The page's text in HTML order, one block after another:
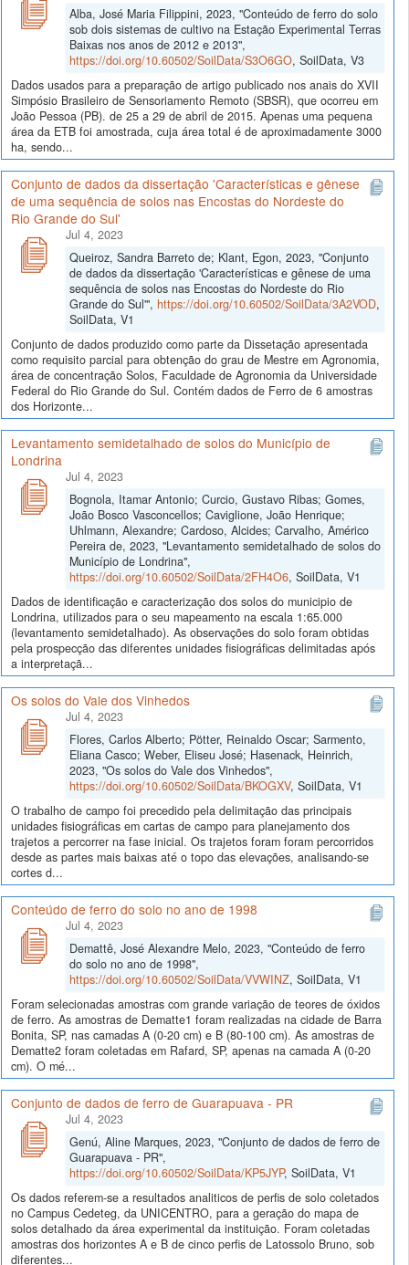
Alba, José Maria Filippini, 2023, "Conteúdo de ferro do solo
sob dois sistemas de cultivo na Estação Experimental Terras
Baixas nos anos de 2012 e 2013",
https://doi.org/10.60502/SoilData/S3O6GO, SoilData, V3
Dados usados para a preparação de artigo publicado nos anais do XVII
Simpósio Brasileiro de Sensoriamento Remoto (SBSR), que ocorreu em
João Pessoa (PB). de 25 a 29 de abril de 2015. Apenas uma pequena
área da ETB foi amostrada, cuja área total é de aproximadamente 3000
ha, sendo...
Conjunto de dados da dissertação 'Características e gênese
de uma sequência de solos nas Encostas do Nordeste do
Rio Grande do Sul'
Jul 4, 2023
Queiroz, Sandra Barreto de; Klant, Egon, 2023, "Conjunto
de dados da dissertação 'Características e gênese de uma
sequência de solos nas Encostas do Nordeste do Rio
Grande do Sul'", https://doi.org/10.60502/SoilData/3A2VOD,
SoilData, V1
Conjunto de dados produzido como parte da Dissetação apresentada
como requisito parcial para obtenção do grau de Mestre em Agronomia,
área de concentração Solos, Faculdade de Agronomia da Universidade
Federal do Rio Grande do Sul. Contém dados de Ferro de 6 amostras
dos Horizonte...
Levantamento semidetalhado de solos do Município de
Londrina
Jul 4, 2023
Bognola, Itamar Antonio; Curcio, Gustavo Ribas; Gomes,
João Bosco Vasconcellos; Caviglione, João Henrique;
Uhlmann, Alexandre; Cardoso, Alcides; Carvalho, Américo
Pereira de, 2023, "Levantamento semidetalhado de solos do
Município de Londrina",
https://doi.org/10.60502/SoilData/2FH4O6, SoilData, V1
Dados de identificação e caracterização dos solos do municipio de
Londrina, utilizados para o seu mapeamento na escala 1:65.000
(levantamento semidetalhado). As observações do solo foram obtidas
pela prospecção das diferentes unidades fisiográficas delimitadas após
a interpretaçã...
Os solos do Vale dos Vinhedos
Jul 4, 2023
Flores, Carlos Alberto; Pötter, Reinaldo Oscar; Sarmento,
Eliana Casco; Weber, Eliseu José; Hasenack, Heinrich,
2023, "Os solos do Vale dos Vinhedos",
https://doi.org/10.60502/SoilData/BKOGXV, SoilData, V1
O trabalho de campo foi precedido pela delimitação das principais
unidades fisiográficas em cartas de campo para planejamento dos
trajetos a percorrer na fase inicial. Os trajetos foram foram percorridos
desde as partes mais baixas até o topo das elevações, analisando-se
cortes d...
Conteúdo de ferro do solo no ano de 1998
Jul 4, 2023
Demattê, José Alexandre Melo, 2023, "Conteúdo de ferro
do solo no ano de 1998",
https://doi.org/10.60502/SoilData/VVWINZ, SoilData, V1
Foram selecionadas amostras com grande variação de teores de óxidos
de ferro. As amostras de Dematte1 foram realizadas na cidade de Barra
Bonita, SP, nas camadas A (0-20 cm) e B (80-100 cm). As amostras de
Dematte2 foram coletadas em Rafard, SP, apenas na camada A (0-20
cm). O mé...
Conjunto de dados de ferro de Guarapuava - PR
Jul 4, 2023
Genú, Aline Marques, 2023, "Conjunto de dados de ferro de
Guarapuava - PR",
https://doi.org/10.60502/SoilData/KP5JYP, SoilData, V1
Os dados referem-se a resultados analiticos de perfis de solo coletados
no Campus Cedeteg, da UNICENTRO, para a geração do mapa de
solos detalhado da área experimental da instituição. Foram coletadas
amostras dos horizontes A e B de cinco perfis de Latossolo Bruno, sob
diferentes...